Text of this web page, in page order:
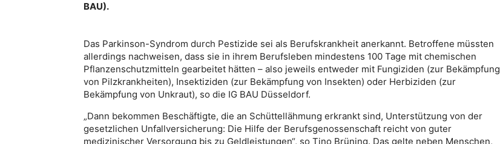
BAU).
Das Parkinson-Syndrom durch Pestizide sei als Berufskrankheit anerkannt. Betroffene müssten
allerdings nachweisen, dass sie in ihrem Berufsleben mindestens 100 Tage mit chemischen
Pflanzenschutzmitteln gearbeitet hätten – also jeweils entweder mit Fungiziden (zur Bekämpfung
von Pilzkrankheiten), Insektiziden (zur Bekämpfung von Insekten) oder Herbiziden (zur
Bekämpfung von Unkraut), so die IG BAU Düsseldorf.
„Dann bekommen Beschäftigte, die an Schüttellähmung erkrankt sind, Unterstützung von der
gesetzlichen Unfallversicherung: Die Hilfe der Berufsgenossenschaft reicht von guter
medizinischer Versorgung bis zu Geldleistungen“, so Tino Brüning. Das gelte neben Menschen,